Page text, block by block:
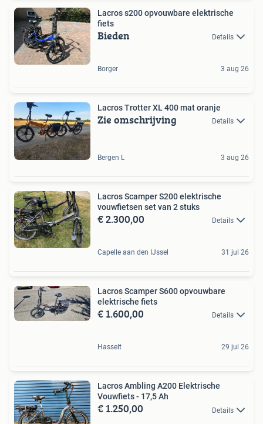
Lacros s200 opvouwbare elektrische
fiets
Bieden Details
Borger 3 aug 26
Lacros Trotter XL 400 mat oranje
Zie omschrijving Details
Bergen L 3 aug 26
Lacros Scamper S200 elektrische
vouwfietsen set van 2 stuks
€ 2.300,00 Details
Capelle aan den IJssel 31 jul 26
Lacros Scamper S600 opvouwbare
elektrische fiets
€ 1.600,00 Details
Hasselt 29 jul 26
Lacros Ambling A200 Elektrische
Vouwfiets - 17,5 Ah
€ 1.250,00 Details